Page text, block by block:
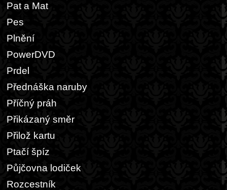
Pat a Mat
Pes
Plnění
PowerDVD
Prdel
Přednáška naruby
Příčný práh
Přikázaný směr
Přilož kartu
Ptačí špíz
Půjčovna lodiček
Rozcestník